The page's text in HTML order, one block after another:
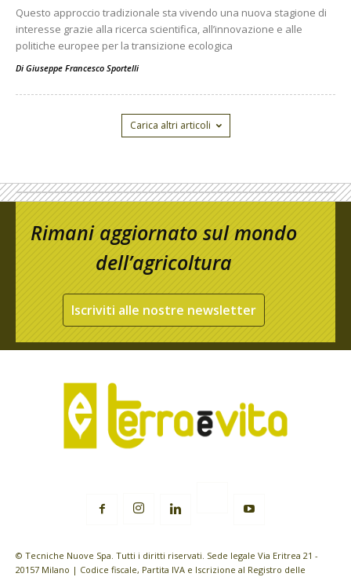
Questo approccio tradizionale sta vivendo una nuova stagione di
interesse grazie alla ricerca scientifica, all’innovazione e alle
politiche europee per la transizione ecologica
Di Giuseppe Francesco Sportelli
Carica altri articoli
Rimani aggiornato sul mondo
dell’agricoltura
Iscriviti alle nostre newsletter
© Tecniche Nuove Spa. Tutti i diritti riservati. Sede legale Via Eritrea 21 -
20157 Milano | Codice fiscale, Partita IVA e Iscrizione al Registro delle